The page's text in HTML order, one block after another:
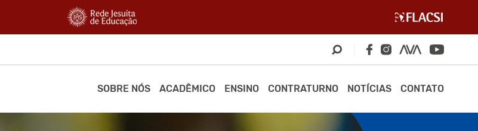
SOBRE NÓS ACADÊMICO ENSINO CONTRATURNO NOTÍCIAS CONTATO